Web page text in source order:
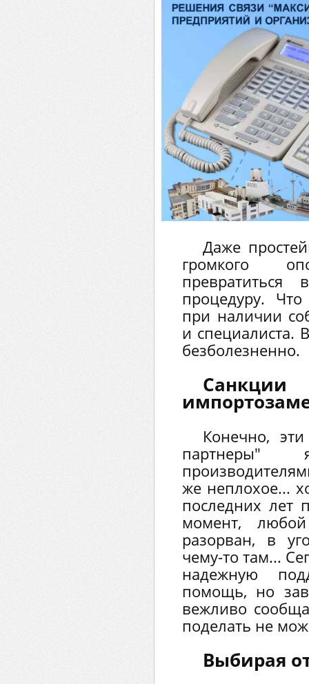
Даже
громкого
процедуру. Что
при наличии
и специалиста.
безболезненно.
Конечно,
партнеры"
же неплохое...
последних лет
момент,
разорван, в
чему-то там...
надежную
помощь, но
вежливо
поделать не
Выбирая